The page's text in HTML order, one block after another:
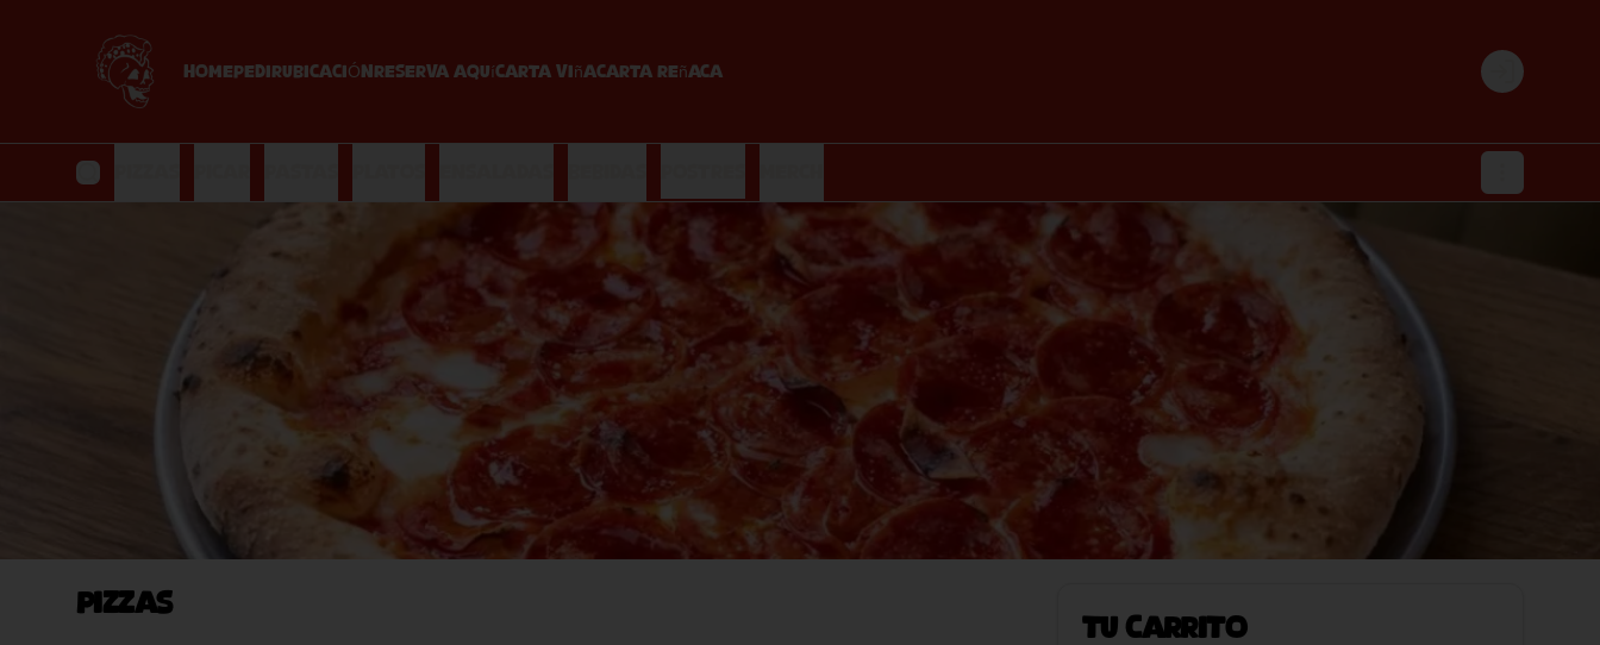
HOMEPEDIRUBICACIÓNReserva AquíCarta ViñaCarta Reñaca Login
Pizzas
Tu Carrito